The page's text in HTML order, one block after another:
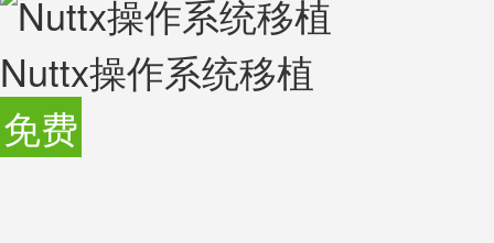
Nuttx操作系统移植
免费